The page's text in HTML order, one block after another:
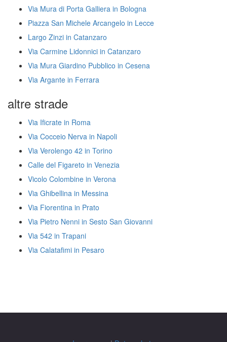
Via Mura di Porta Galliera in Bologna
Piazza San Michele Arcangelo in Lecce
Largo Zinzi in Catanzaro
Via Carmine Lidonnici in Catanzaro
Via Mura Giardino Pubblico in Cesena
Via Argante in Ferrara
altre strade
Via Ificrate in Roma
Via Cocceio Nerva in Napoli
Via Verolengo 42 in Torino
Calle del Figareto in Venezia
Vicolo Colombine in Verona
Via Ghibellina in Messina
Via Fiorentina in Prato
Via Pietro Nenni in Sesto San Giovanni
Via 542 in Trapani
Via Calatafimi in Pesaro